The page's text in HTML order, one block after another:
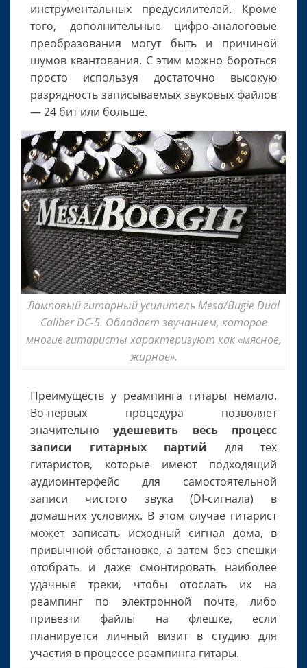
инструментальных предусилителей. Кроме
того, дополнительные цифро-аналоговые
преобразования могут быть и причиной
шумов квантования. С этим можно бороться
просто используя достаточно высокую
разрядность записываемых звуковых файлов
— 24 бит или больше.
Ламповый гитарный усилитель Mesa/Bugie Dual
Caliber DC-5. Обладает звучанием, которое
многие гитаристы характеризуют как «мясное,
жирное».
Преимуществ у реампинга гитары немало.
Во-первых процедура позволяет
значительноудешевить весь процесс
записи гитарных партий для тех
гитаристов, которые имеют подходящий
аудиоинтерфейс для самостоятельной
записи чистого звука (DI-сигнала) в
домашних условиях. В этом случае гитарист
может записать исходный сигнал дома, в
привычной обстановке, а затем без спешки
отобрать и даже смонтировать наиболее
удачные треки, чтобы отослать их на
реампинг по электронной почте, либо
привезти файлы на флешке, если
планируется личный визит в студию для
участия в процессе реампинга гитары.